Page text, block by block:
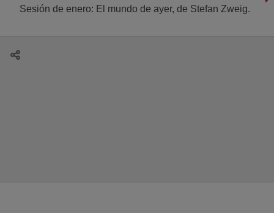
Sesión de enero: El mundo de ayer, de Stefan Zweig.